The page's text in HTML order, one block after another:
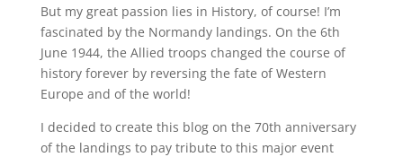
But my great passion lies in History, of course! I’m
fascinated by the Normandy landings. On the 6th
June 1944, the Allied troops changed the course of
history forever by reversing the fate of Western
Europe and of the world!
I decided to create this blog on the 70th anniversary
of the landings to pay tribute to this major event